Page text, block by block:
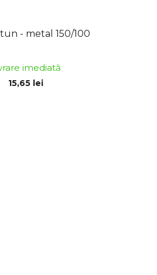
- metal 150/100
imediată
15,65 lei